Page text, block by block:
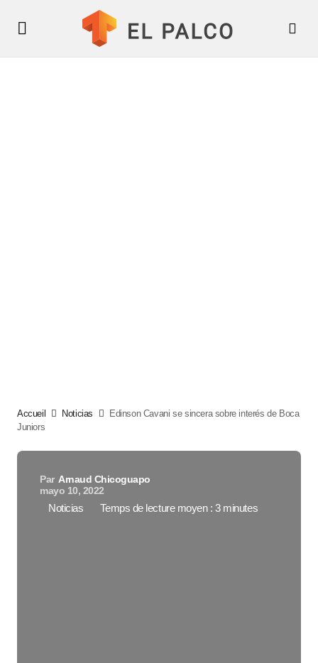
Accueil Noticias
Edinson Cavani se sincera sobre interés de Boca
Juniors
Par Arnaud Chicoguapo
mayo 10, 2022
Noticias Temps de lecture moyen : 3 minutes